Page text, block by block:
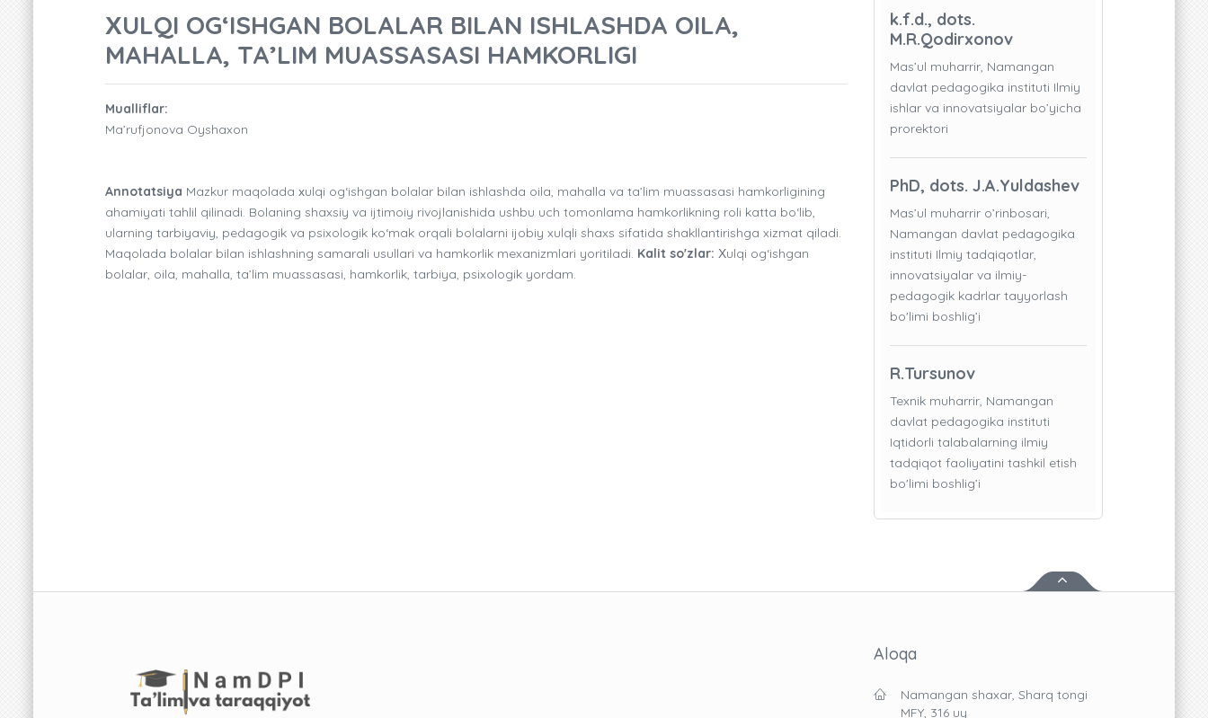
ХULQI OG‘ISHGAN BOLALAR BILAN ISHLASHDA OILA,
MAHALLA, TA’LIM MUASSASASI HAMKORLIGI
Mualliflar:
Ma’rufjonova Oyshaxon
Annotatsiya Mazkur maqolada хulqi og‘ishgan bolalar bilan ishlashda oila, mahalla va ta’lim muassasasi hamkorligining
ahamiyati tahlil qilinadi. Bolaning shaxsiy va ijtimoiy rivojlanishida ushbu uch tomonlama hamkorlikning roli katta bo‘lib,
ularning tarbiyaviy, pedagogik va psixologik ko‘mak orqali bolalarni ijobiy xulqli shaxs sifatida shakllantirishga xizmat qiladi.
Maqolada bolalar bilan ishlashning samarali usullari va hamkorlik mexanizmlari yoritiladi. Kalit so'zlar: Хulqi og‘ishgan
bolalar, oila, mahalla, ta’lim muassasasi, hamkorlik, tarbiya, psixologik yordam.
k.f.d., dots.
M.R.Qodirxonov
Mas’ul muharrir, Namangan
davlat pedagogika instituti Ilmiy
ishlar va innovatsiyalar bo’yicha
prorektori
PhD, dots. J.A.Yuldashev
Mas’ul muharrir o’rinbosari,
Namangan davlat pedagogika
instituti Ilmiy tadqiqotlar,
innovatsiyalar va ilmiy-
pedagogik kadrlar tayyorlash
bo'limi boshlig’i
R.Tursunov
Texnik muharrir, Namangan
davlat pedagogika instituti
Iqtidorli talabalarning ilmiy
tadqiqot faoliyatini tashkil etish
bo'limi boshlig’i
Aloqa
Namangan shaxar, Sharq tongi
MFY, 316 uy